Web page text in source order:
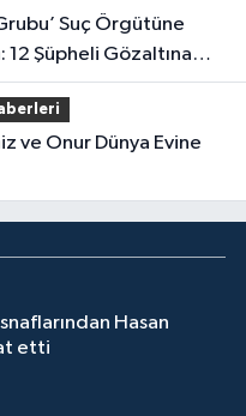
12 Şüpheli Gözaltına
Hasan
etti